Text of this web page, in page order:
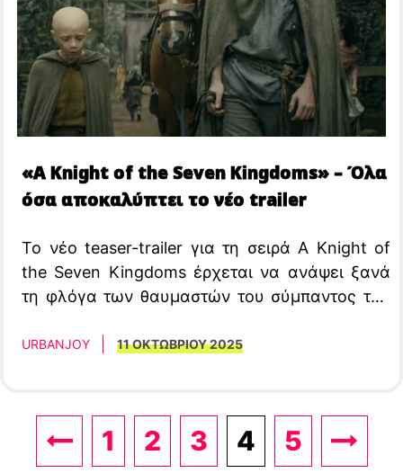
«A Knight of the Seven Kingdoms» – Όλα
όσα αποκαλύπτει το νέο trailer
Το νέο teaser-trailer για τη σειρά A Knight of
the Seven Kingdoms έρχεται να ανάψει ξανά
τη φλόγα των θαυμαστών του σύμπαντος του
URBANJOY 11 ΟΚΤΩΒΡΙΟΥ 2025
1 2 3 4 5